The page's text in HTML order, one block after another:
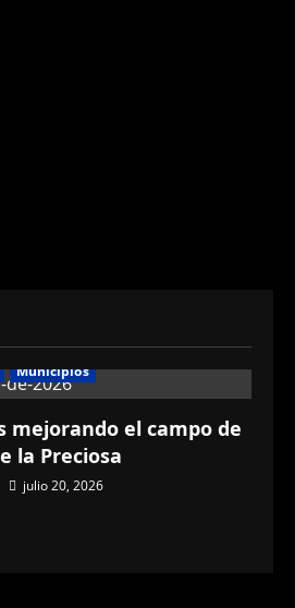
Municipios
mejorando el campo de
la Preciosa
julio 20, 2026